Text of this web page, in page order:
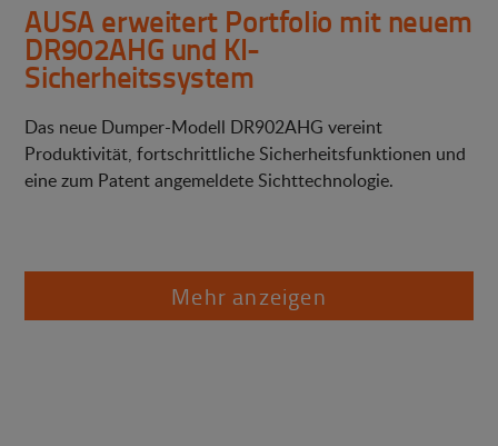
AUSA erweitert Portfolio mit neuem
DR902AHG und KI-
Sicherheitssystem
Das neue Dumper-Modell DR902AHG vereint
Produktivität, fortschrittliche Sicherheitsfunktionen und
eine zum Patent angemeldete Sichttechnologie.
Mehr anzeigen